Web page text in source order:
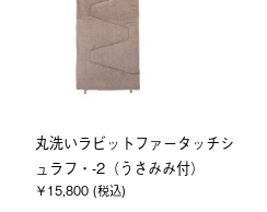
丸洗いラビットファータッチシ
ュラフ・-2（うさみみ付）
￥15,800 (税込)